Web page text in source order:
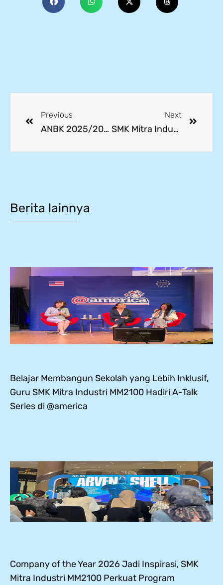
Previous
ANBK 2025/2026 Hari kesatu: Literasi dan Survei Karakter Berjalan Mulus
Next
SMK Mitra Industri MM2100 Gelar Kegiatan Rutin Kunjungan Industri ke PT WTP, Bekali Siswa Pengetahuan Pengolahan Air Limbah
Berita lainnya
Belajar Membangun Sekolah yang Lebih Inklusif,
Guru SMK Mitra Industri MM2100 Hadiri A-Talk
Series di @america
Company of the Year 2026 Jadi Inspirasi, SMK
Mitra Industri MM2100 Perkuat Program